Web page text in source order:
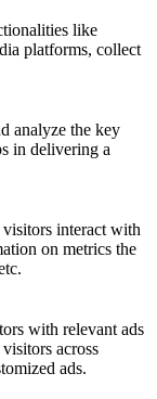
like
platforms, collect
analyze the key
in delivering a
interact with
on metrics the
with relevant ads
across
ads.